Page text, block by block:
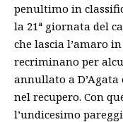
penultimo in
la 21ª giornata del
che lascia l’amaro
recriminano per
annullato a D’Agata
nel recupero. Con
l’undicesimo